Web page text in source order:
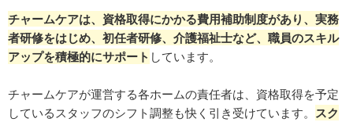
チャームケアは、資格取得にかかる費用補助制度があり 、実務
者研修をはじめ、初任者研修、介護福祉士など、職員のスキル
アップを積極的にサポート しています。
チャームケアが運営する各ホームの責任者は、資格取得を予定
しているスタッフのシフト調整も快く引き受けています。 スク